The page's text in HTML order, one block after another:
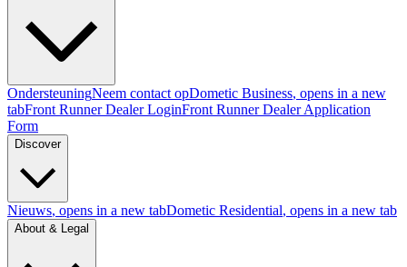
OndersteuningNeem contact opDometic Business, opens in a new
tabFront Runner Dealer LoginFront Runner Dealer Application
Form
Discover
Nieuws, opens in a new tabDometic Residential, opens in a new tab
About & Legal